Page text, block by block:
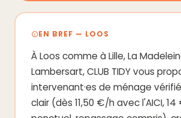
EN BREF — LOOS
À Loos comme à Lille, La
Lambersart, CLUB TIDY vous
intervenant·es de ménage
clair (dès 11,50 €/h avec l'AICI,